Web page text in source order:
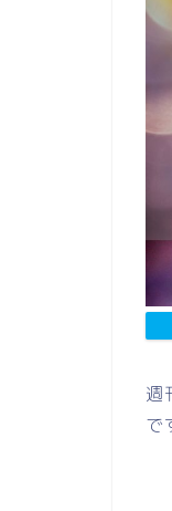
週
で